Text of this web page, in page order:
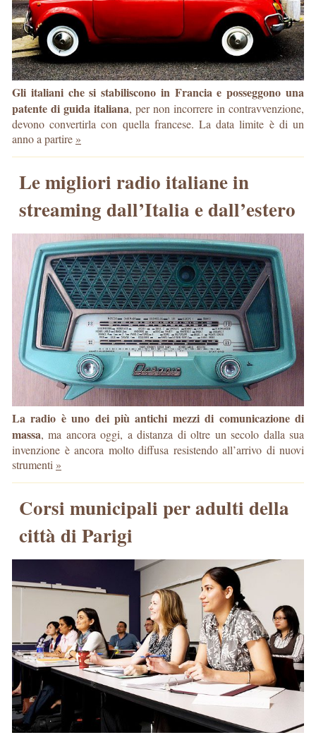
Gli italiani che si stabiliscono in Francia e posseggono una
patente di guida italiana, per non incorrere in contravvenzione,
devono convertirla con quella francese. La data limite è di un
anno a partire »
Le migliori radio italiane in
streaming dall’Italia e dall’estero
La radio è uno dei più antichi mezzi di comunicazione di
massa, ma ancora oggi, a distanza di oltre un secolo dalla sua
invenzione è ancora molto diffusa resistendo all’arrivo di nuovi
strumenti »
Corsi municipali per adulti della
città di Parigi